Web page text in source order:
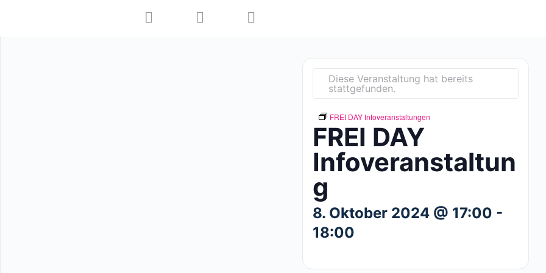
Diese Veranstaltung hat bereits
stattgefunden.
FREI DAY Infoveranstaltungen
FREI DAY
Infoveranstaltun
g
8. Oktober 2024 @ 17:00 -
18:00